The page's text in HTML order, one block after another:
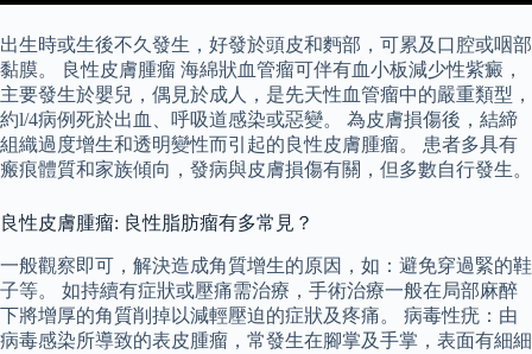
出生時或生後不久發生，好發於頭皮和麪部，可累及口腔或咽部
黏膜。 良性皮膚腫瘤 海綿狀血管瘤可伴有血小板減少性紫癜，
主要發生於嬰兒，偶見於成人，是先天性血管瘤中的嚴重類型，
約l/4病例死於出血、呼吸道感染或惡變。 為皮膚損傷後，結締
組織過度增生和透明變性而引起的良性皮膚腫瘤。 患者多具有
瘢痕體質和家族傾向，發病與皮膚損傷有關，但多數自行發生。
良性皮膚腫瘤: 良性脂肪瘤有多常見？
一般觀察即可，解決造成角質增生的原因，如：避免穿過緊的鞋
子等。 如持續有症狀或壓痛需治療，手術治療一般在局部麻醉
下將增厚的角質削掉以減輕壓迫的症狀及疼痛。 病毒性疣：由
病毒感染所導致的表皮腫瘤，常發生在腳掌及手掌，表面有細細